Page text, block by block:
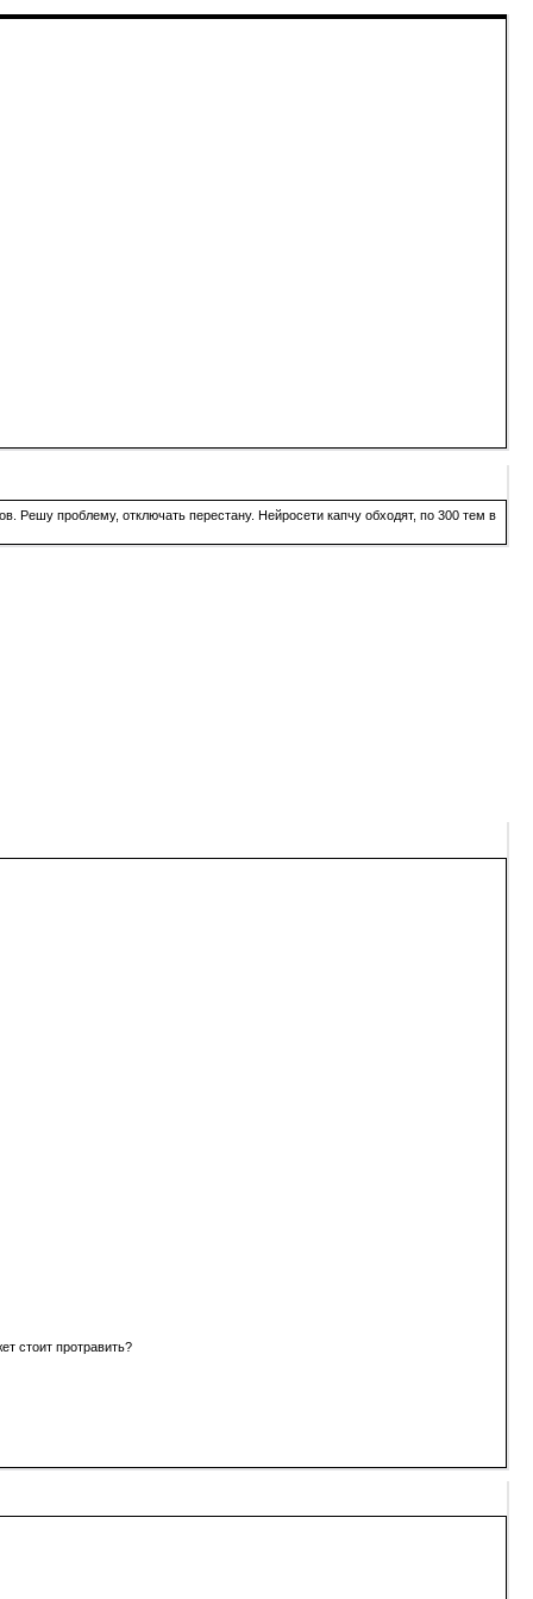
Решу проблему, отключать перестану. Нейросети капчу обходят, по 300 тем в
стоит протравить?